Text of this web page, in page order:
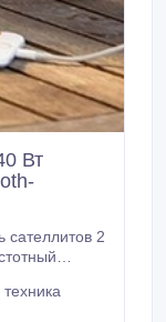
Вт
2
часов
SQUAD